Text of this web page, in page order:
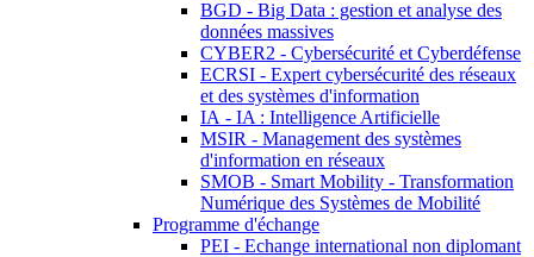
BGD - Big Data : gestion et analyse des
données massives
CYBER2 - Cybersécurité et Cyberdéfense
ECRSI - Expert cybersécurité des réseaux
et des systèmes d'information
IA - IA : Intelligence Artificielle
MSIR - Management des systèmes
d'information en réseaux
SMOB - Smart Mobility - Transformation
Numérique des Systèmes de Mobilité
Programme d'échange
PEI - Echange international non diplomant